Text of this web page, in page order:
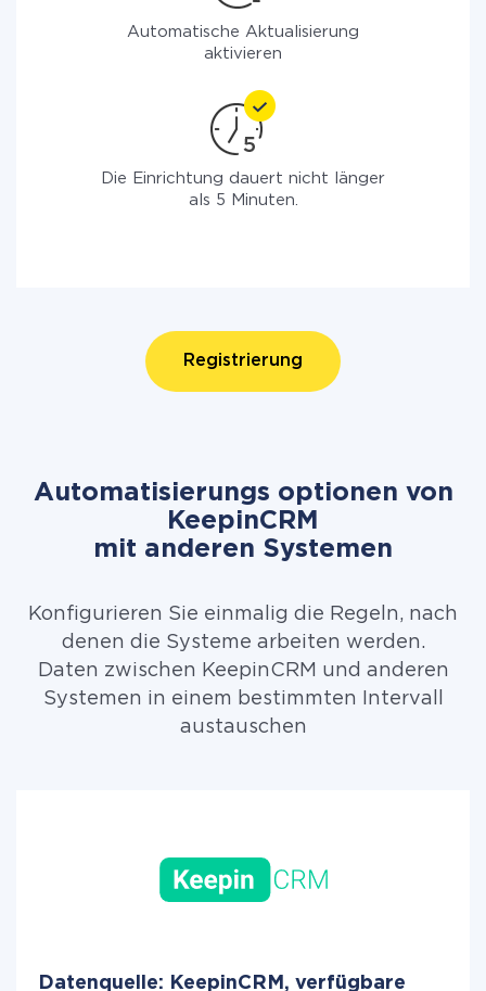
Automatische Aktualisierung
aktivieren
Die Einrichtung dauert nicht länger
als 5 Minuten.
Registrierung
Automatisierungs optionen von
KeepinCRM
mit anderen Systemen
Konfigurieren Sie einmalig die Regeln, nach
denen die Systeme arbeiten werden.
Daten zwischen KeepinCRM und anderen
Systemen in einem bestimmten Intervall
austauschen
Datenquelle: KeepinCRM, verfügbare